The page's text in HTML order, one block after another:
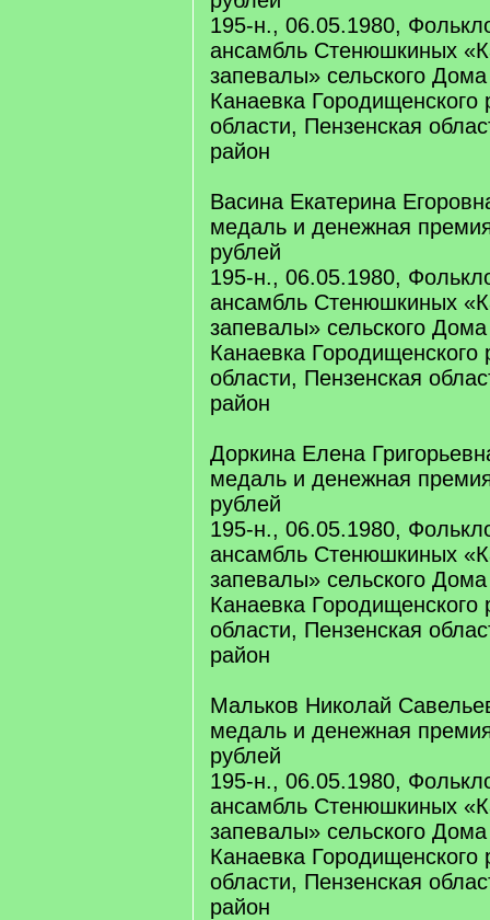
195-н., 06.05.1980,
ансамбль Стенюшкиных
запевалы» сельского
Канаевка Городищенского
области, Пензенская
район
Васина Екатерина
медаль и денежная
рублей
195-н., 06.05.1980,
ансамбль Стенюшкиных
запевалы» сельского
Канаевка Городищенского
области, Пензенская
район
Доркина Елена
медаль и денежная
рублей
195-н., 06.05.1980,
ансамбль Стенюшкиных
запевалы» сельского
Канаевка Городищенского
области, Пензенская
район
Мальков Николай
медаль и денежная
рублей
195-н., 06.05.1980,
ансамбль Стенюшкиных
запевалы» сельского
Канаевка Городищенского
области, Пензенская
район